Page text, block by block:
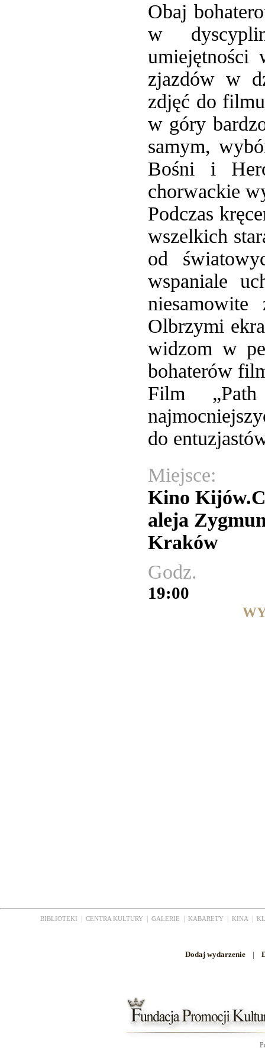
Obaj
w
umiejętności
zjazdów w
zdjęć do
w góry
samym,
Bośni i
chorwackie
Podczas
wszelkich
od
wspaniale
niesamowite
Olbrzymi
widzom w
bohaterów
Film
do
Miejsce:
Kino
aleja
Kraków
Godz.
19:00
BIBLIOTEKI CENTRA KULTURY GALERIE KABARETY KINA
Dodaj wydarzenie |